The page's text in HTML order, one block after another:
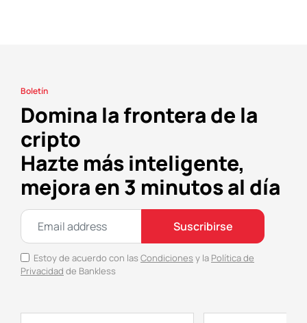
Boletín
Domina la frontera de la
cripto
Hazte más inteligente,
mejora en 3 minutos al día
Suscribirse
Estoy de acuerdo con las Condiciones y la Política de
Privacidad de Bankless